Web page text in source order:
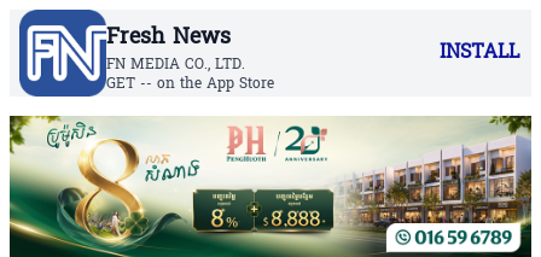
Fresh News
FN MEDIA CO., LTD.
GET -- on the App Store
INSTALL